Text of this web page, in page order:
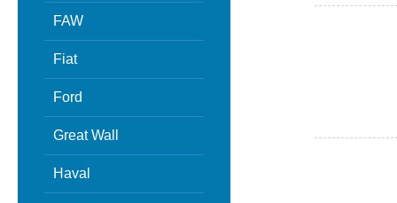
FAW
Fiat
Ford
Great Wall
Haval